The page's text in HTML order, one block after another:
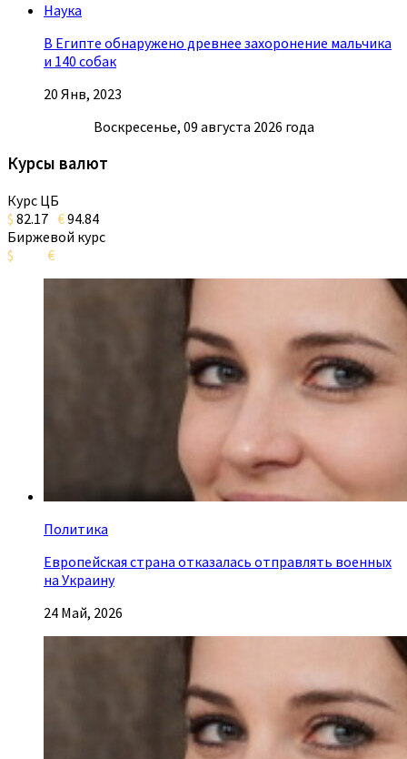
Наука
В Египте обнаружено древнее захоронение мальчика
и 140 собак
20 Янв, 2023
Воскресенье, 09 августа 2026 года
Курсы валют
Курс ЦБ
$ 82.17 €94.84
Биржевой курс
$
€
Политика
Европейская страна отказалась отправлять военных
на Украину
24 Май, 2026